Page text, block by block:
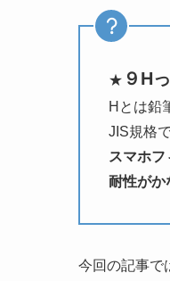
★ ９H
Hとは鉛
JIS規格
スマホ
耐性がか
今回の記事で